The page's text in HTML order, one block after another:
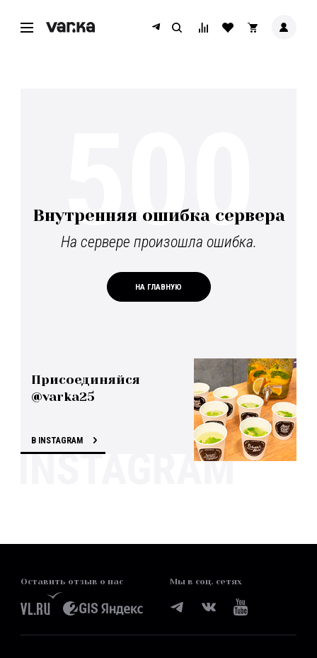
Внутренняя ошибка сервера
На сервере произошла ошибка.
НА ГЛАВНУЮ
500
Присоединяйся
@varka25
В INSTAGRAM
Оставить отзыв о нас Мы в соц. сетях